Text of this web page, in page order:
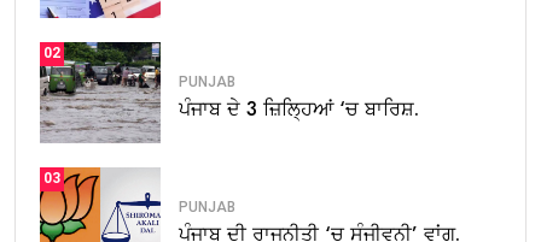
02
PUNJAB
ਪੰਜਾਬ ਦੇ 3 ਜ਼ਿਲ੍ਹਿਆਂ ‘ਚ ਬਾਰਿਸ਼.
03
PUNJAB
ਪੰਜਾਬ ਦੀ ਰਾਜਨੀਤੀ ‘ਚ ਸੰਜੀਵਨੀ’ ਵਾਂਗ.